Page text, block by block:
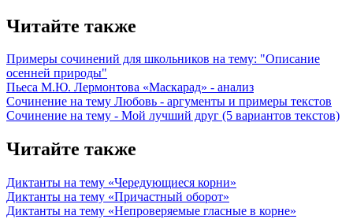
Читайте также
Примеры сочинений для школьников на тему: "Описание
осенней природы"
Пьеса М.Ю. Лермонтова «Маскарад» - анализ
Сочинение на тему Любовь - аргументы и примеры текстов
Сочинение на тему - Мой лучший друг (5 вариантов текстов)
Читайте также
Диктанты на тему «Чередующиеся корни»
Диктанты на тему «Причастный оборот»
Диктанты на тему «Непроверяемые гласные в корне»